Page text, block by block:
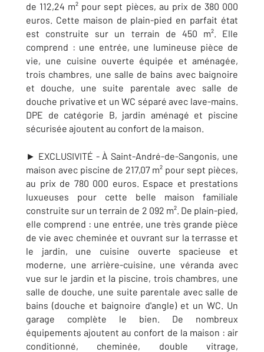
de 112,24 m² pour sept pièces, au prix de 380 000
euros. Cette maison de plain-pied en parfait état
est construite sur un terrain de 450 m². Elle
comprend : une entrée, une lumineuse pièce de
vie, une cuisine ouverte équipée et aménagée,
trois chambres, une salle de bains avec baignoire
et douche, une suite parentale avec salle de
douche privative et un WC séparé avec lave-mains.
DPE de catégorie B, jardin aménagé et piscine
sécurisée ajoutent au confort de la maison.
► EXCLUSIVITÉ - ÀSaint-André-de-Sangonis, une
maison avec piscine de 217,07 m² pour sept pièces,
au prix de 780 000 euros. Espace et prestations
luxueuses pour cette belle maison familiale
construite sur un terrain de 2 092 m². De plain-pied,
elle comprend : une entrée, une très grande pièce
de vie avec cheminée et ouvrant sur la terrasse et
le jardin, une cuisine ouverte spacieuse et
moderne, une arrière-cuisine, une véranda avec
vue sur le jardin et la piscine, trois chambres, une
salle de douche, une suite parentale avec salle de
bains (douche et baignoire d'angle) et un WC. Un
garage complète le bien. De nombreux
équipements ajoutent au confort de la maison : air
conditionné, cheminée, double vitrage,